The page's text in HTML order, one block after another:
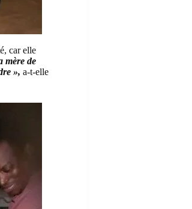
car elle
mère de
», a-t-elle